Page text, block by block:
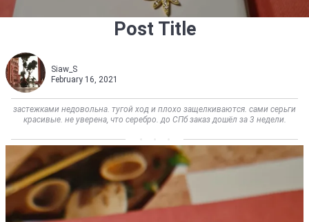
Post Title
Siaw_S
February 16, 2021
застежками недовольна. тугой ход и плохо защелкиваются. сами серьги
красивые. не уверена, что серебро. до СПб заказ дошёл за 3 недели.